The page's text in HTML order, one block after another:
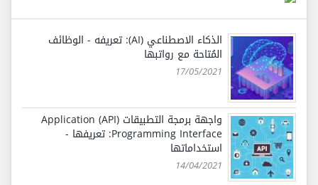
الذكاء الاصطناعي (AI): تعريفه - الوظائف
المُتاحة مع رواتبها
17/05/2021
واجهة برمجة التطبيقات (API) Application
Programming Interface: تعريفها -
استخداماتها
14/04/2021